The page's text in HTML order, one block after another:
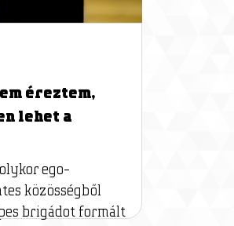
éreztem,
lehet a
ego-
közösségből
brigádot formált